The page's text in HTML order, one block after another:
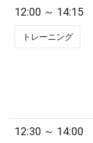
12:00 ～ 14:15
トレーニング
12:30 ～ 14:00